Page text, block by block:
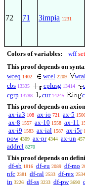
72 71 3impia 1231
Colors of variables: wff set
This proof depends on
wceq 1402 wcel 2209
cbs 13335 cplusg 13414
cgrp 13788 cur 14245
This proof depends on
ax-ia3 108 ax-io 721 ax-5
ax-8 1557 ax-10 1558 ax-11
ax-i9 1583 ax-ial 1587 ax-i5r
pow 4309 ax-pr 4344 ax-un
addrcl 8270
This proof depends on
df-sb 1816 df-eu 2089 df-mo
nfc 2381 df-ral 2533 df-rex 2534
in 3226 df-ss 3233 df-pw 3690